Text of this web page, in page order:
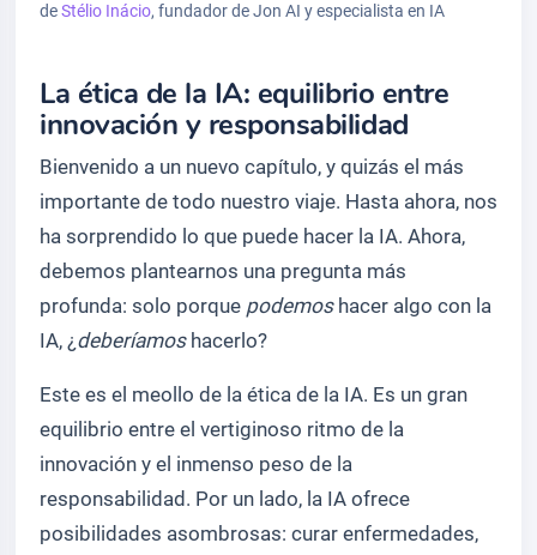
deStélio Inácio, fundador de Jon AI y especialista en IA
La ética de la IA: equilibrio entre
innovación y responsabilidad
Bienvenido a un nuevo capítulo, y quizás el más
importante de todo nuestro viaje. Hasta ahora, nos
ha sorprendido lo que puede hacer la IA. Ahora,
debemos plantearnos una pregunta más
profunda: solo porque podemoshacer algo con la
IA, ¿ deberíamoshacerlo?
Este es el meollo de la ética de la IA. Es un gran
equilibrio entre el vertiginoso ritmo de la
innovación y el inmenso peso de la
responsabilidad. Por un lado, la IA ofrece
posibilidades asombrosas: curar enfermedades,